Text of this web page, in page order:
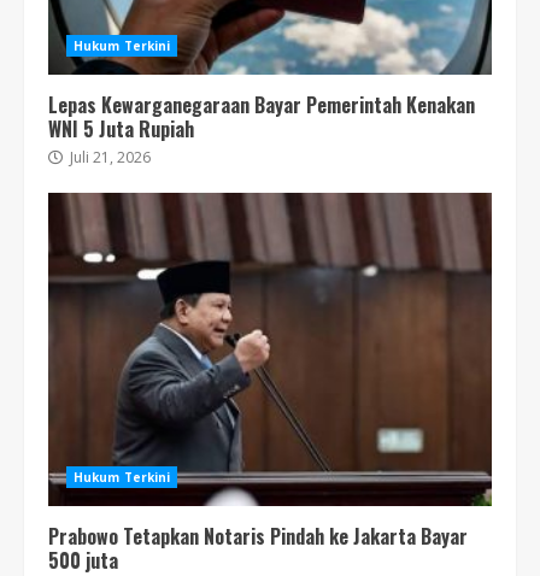
Hukum Terkini
Lepas Kewarganegaraan Bayar Pemerintah Kenakan
WNI 5 Juta Rupiah
Juli 21, 2026
Hukum Terkini
Prabowo Tetapkan Notaris Pindah ke Jakarta Bayar
500 juta